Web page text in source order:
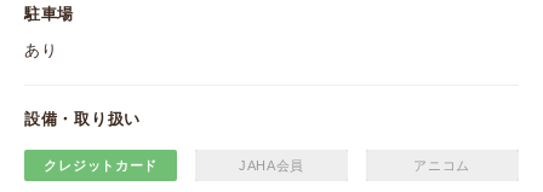
駐車場
あり
設備・取り扱い
クレジットカード JAHA会員 アニコム